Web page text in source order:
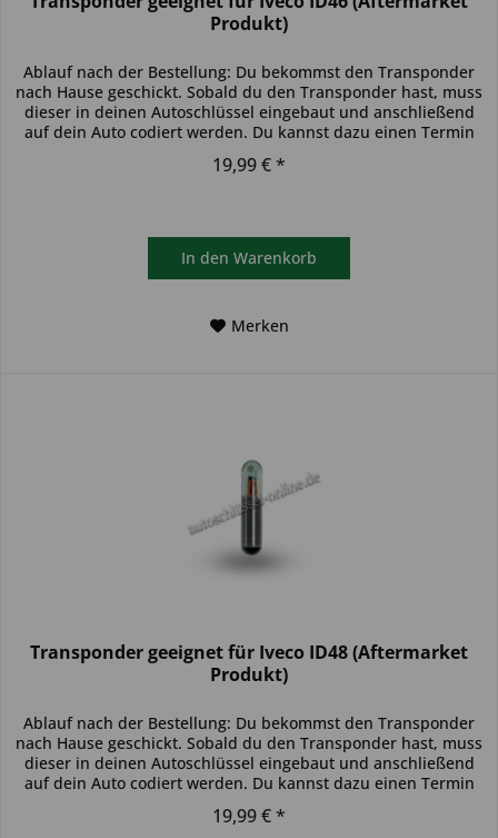
Produkt)
Ablauf nach der Bestellung: Du bekommst den Transponder
nach Hause geschickt. Sobald du den Transponder hast, muss
dieser in deinen Autoschlüssel eingebaut und anschließend
auf dein Auto codiert werden. Du kannst dazu einen Termin
19,99 € *
In den Warenkorb
Merken
Transponder geeignet für Iveco ID48 (Aftermarket
Produkt)
Ablauf nach der Bestellung: Du bekommst den Transponder
nach Hause geschickt. Sobald du den Transponder hast, muss
dieser in deinen Autoschlüssel eingebaut und anschließend
auf dein Auto codiert werden. Du kannst dazu einen Termin
19,99 € *